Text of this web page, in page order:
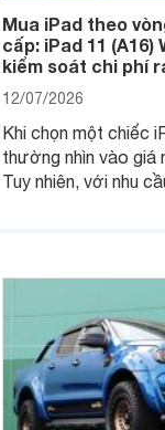
Mua iPad theo
cấp: iPad 11 (A16)
kiểm soát chi phí
12/07/2026
Khi chọn một chiếc
thường nhìn vào
Tuy nhiên, với nhu
không, dùng được